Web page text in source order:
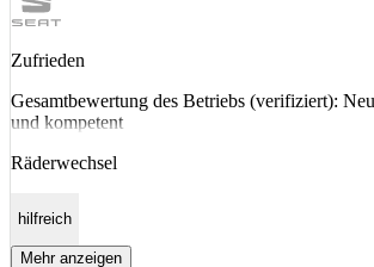
Zufrieden
Gesamtbewertung des Betriebs (verifiziert):
und kompetent
Räderwechsel
hilfreich
Mehr anzeigen